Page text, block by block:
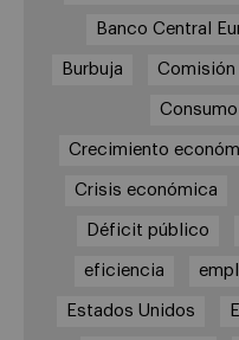
Banco Central
Burbuja Comisión
Consumo
Crecimiento
Crisis económica
Déficit público
eficiencia
Estados Unidos